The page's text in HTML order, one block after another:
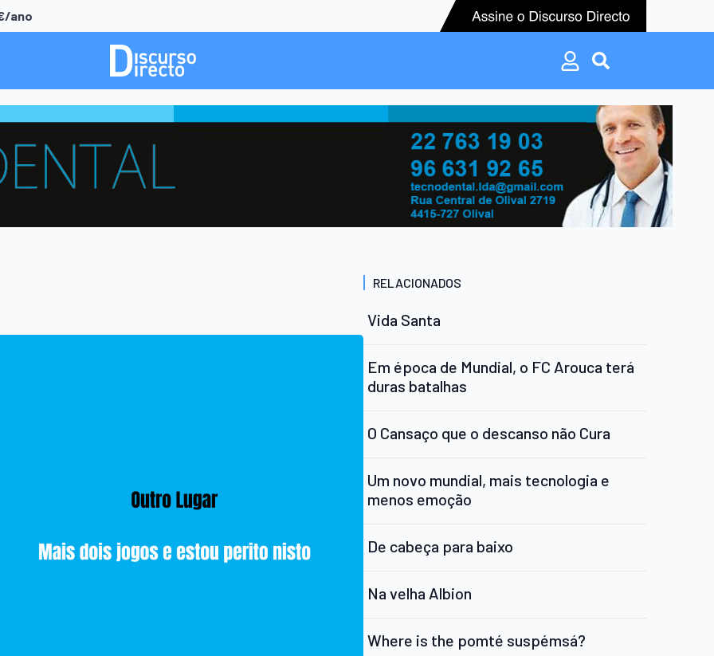
ano
Search
for:
Search
for:
RELACIONADOS
Vida Santa
Em época de Mundial, o FC Arouca terá
duras batalhas
O Cansaço que o descanso não Cura
Um novo mundial, mais tecnologia e
menos emoção
De cabeça para baixo
Na velha Albion
Where is the pomté suspémsá?